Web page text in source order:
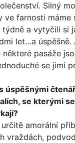
Silný
ve farnosti máme
týdně a vytyčili si
let…a
pasáže
se jimi
úspěšnými
se kterými
amorální
vraždách,